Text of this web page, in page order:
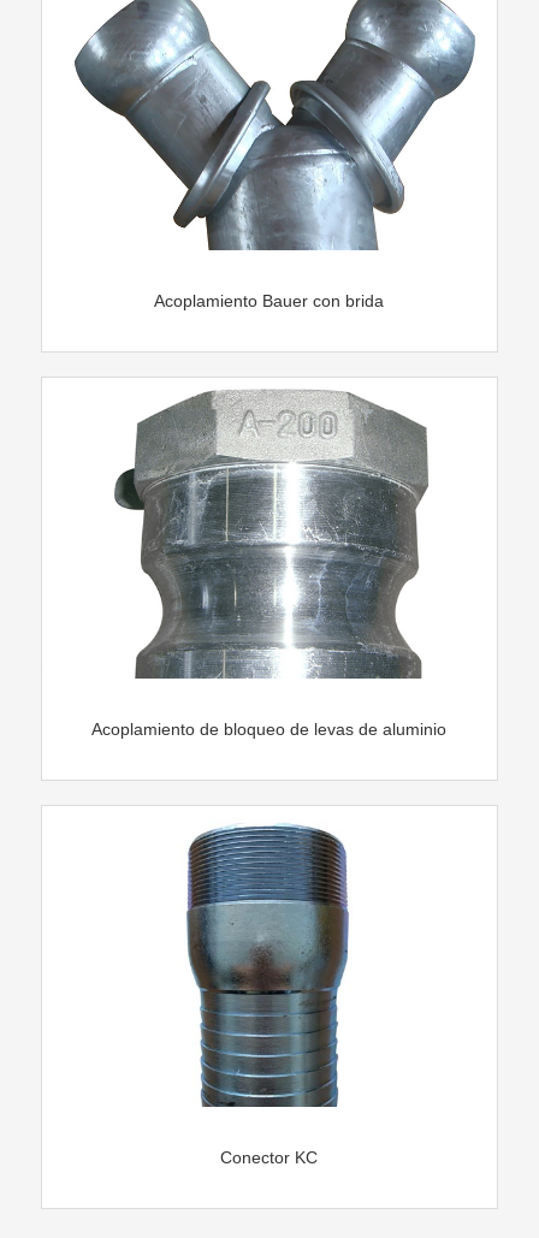
Acoplamiento Bauer con brida
Acoplamiento de bloqueo de levas de aluminio
Conector KC